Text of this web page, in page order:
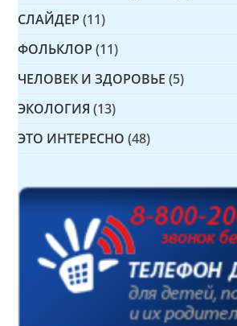
СЛАЙДЕР (11)
ФОЛЬКЛОР (11)
ЧЕЛОВЕК И ЗДОРОВЬЕ (5)
ЭКОЛОГИЯ (13)
ЭТО ИНТЕРЕСНО (48)